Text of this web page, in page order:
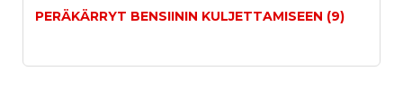
PERÄKÄRRYT BENSIININ KULJETTAMISEEN (9)